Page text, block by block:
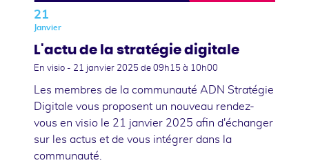
21
Janvier
L'actu de la stratégie digitale
En visio - 21 janvier 2025 de 09h15 à 10h00
Les membres de la communauté ADN Stratégie
Digitale vous proposent un nouveau rendez-
vous en visio le 21 janvier 2025 afin d'échanger
sur les actus et de vous intégrer dans la
communauté.